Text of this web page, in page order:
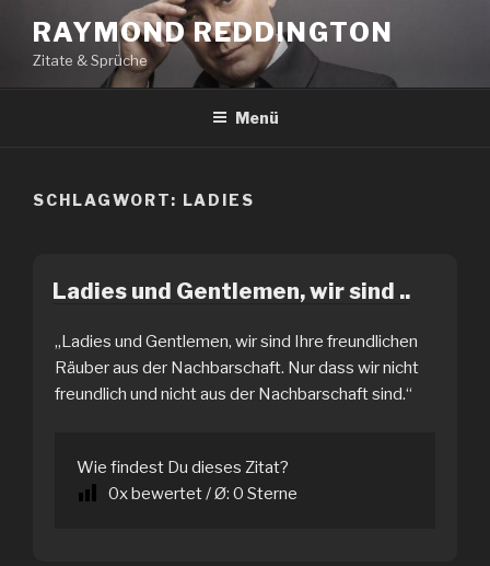
Inhalt
springen
RAYMOND REDDINGTON
Zitate & Sprüche
Menü
SCHLAGWORT: LADIES
Ladies und Gentlemen, wir sind ..
„Ladies und Gentlemen, wir sind Ihre freundlichen
Räuber aus der Nachbarschaft. Nur dass wir nicht
freundlich und nicht aus der Nachbarschaft sind.“
Wie findest Du dieses Zitat?
0x bewertet / Ø: 0 Sterne